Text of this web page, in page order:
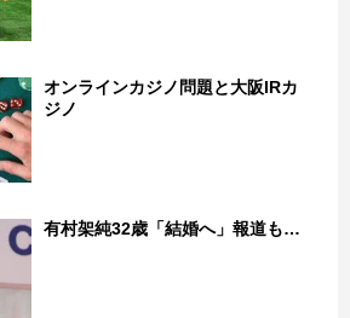
オンラインカジノ問題と大阪IRカ
ジノ
有村架純32歳「結婚へ」報道も…